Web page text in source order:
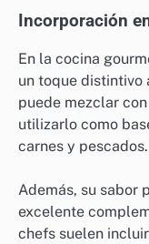
Incorporación
En la cocina
un toque distintivo
puede mezclar
utilizarlo como
carnes y pescados.
Además, su sabor
excelente
chefs suelen